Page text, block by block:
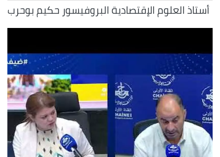
أستاذ العلوم الإقتصادية البروفيسور حكيم بوحرب